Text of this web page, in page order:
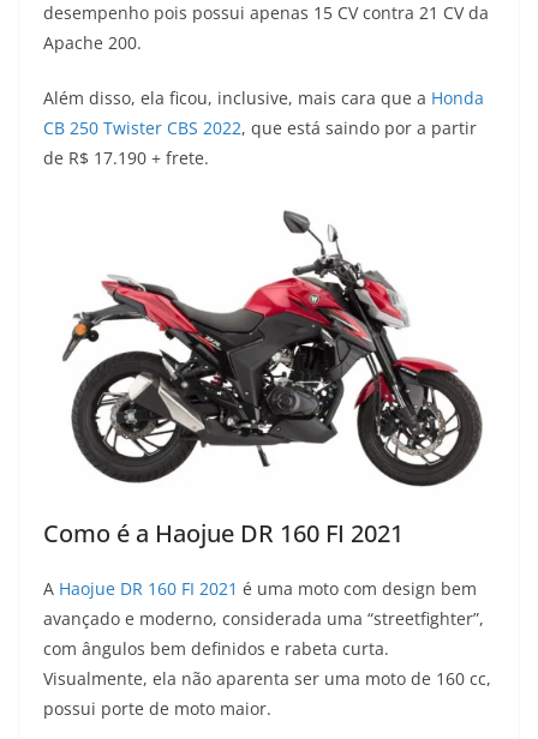
desempenho pois possui apenas 15 CV contra 21 CV da
Apache 200.
Além disso, ela ficou, inclusive, mais cara que a Honda
CB 250 Twister CBS 2022, que está saindo por a partir
de R$ 17.190 + frete.
Como é a Haojue DR 160 FI 2021
A Haojue DR 160 FI 2021 é uma moto com design bem
avançado e moderno, considerada uma “streetfighter”,
com ângulos bem definidos e rabeta curta.
Visualmente, ela não aparenta ser uma moto de 160 cc,
possui porte de moto maior.